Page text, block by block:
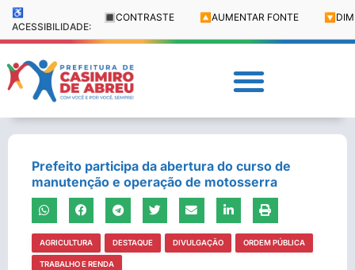
♿
ACESSIBILIDADE:
🔳 CONTRASTE 🔼 AUMENTAR FONTE 🔽
Prefeito participa da abertura do curso de
manutenção e operação de motosserra
AGRICULTURA DESTAQUE DIVULGAÇÃO ORDEM PÚBLICA
TRABALHO E RENDA